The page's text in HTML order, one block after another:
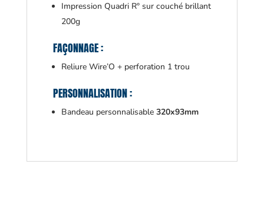
Impression Quadri R° sur couché brillant
200g
FAÇONNAGE :
Reliure Wire’O + perforation 1 trou
PERSONNALISATION :
Bandeau personnalisable 320x93mm